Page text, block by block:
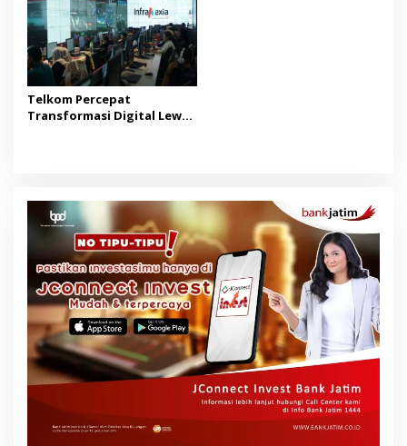
Telkom Percepat
Transformasi Digital Lewat